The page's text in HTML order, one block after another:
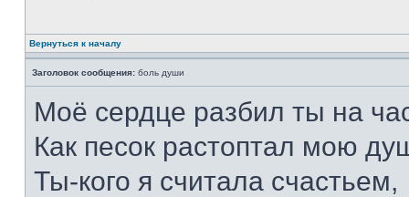
Вернуться к началу
Заголовок сообщения: боль души
Моё сердце разбил ты на
Как песок растоптал мою
Ты-кого я считала счастьем,